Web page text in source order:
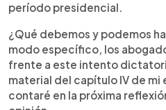
período presidencial.
¿Qué debemos y podemos
modo específico, los
frente a este intento
material del capítulo IV de mi
contaré en la próxima